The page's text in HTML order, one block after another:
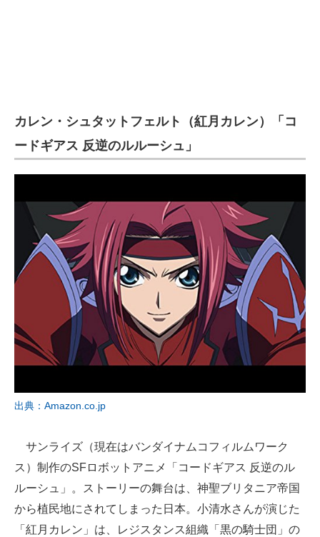
カレン・シュタットフェルト（紅月カレン）「コ
ードギアス 反逆のルルーシュ」
出典：Amazon.co.jp
サンライズ（現在はバンダイナムコフィルムワーク
ス）制作のSFロボットアニメ「コードギアス 反逆のル
ルーシュ」。ストーリーの舞台は、神聖ブリタニア帝国
から植民地にされてしまった日本。小清水さんが演じた
「紅月カレン」は、レジスタンス組織「黒の騎士団」の